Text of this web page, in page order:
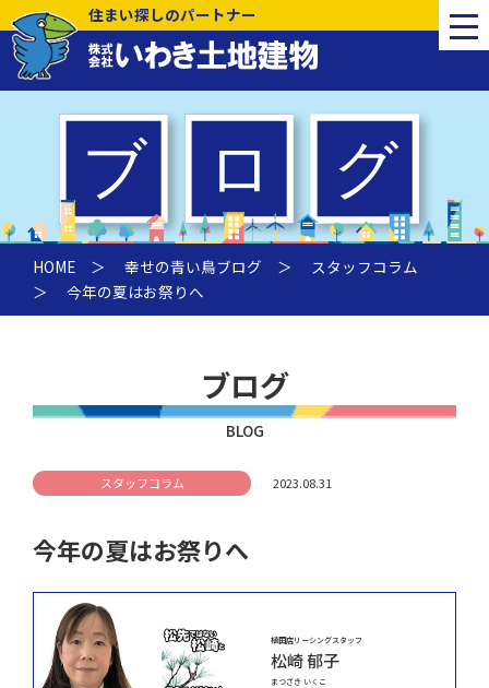
住まい探しのパートナー
HOME ＞ 幸せの青い鳥ブログ ＞ スタッフコラム
＞ 今年の夏はお祭りへ
ブログ
BLOG
スタッフコラム 2023.08.31
今年の夏はお祭りへ
植田店リーシングスタッフ
松崎 郁子
まつざき いくこ